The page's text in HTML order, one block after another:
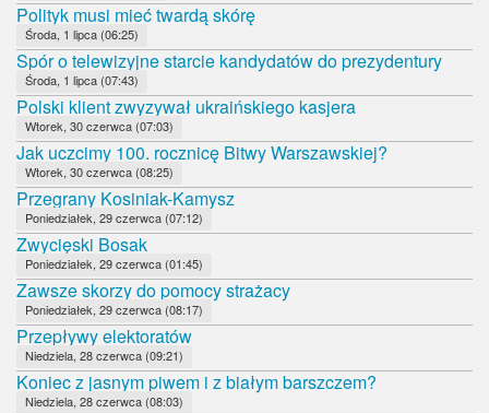
Polityk musi mieć twardą skórę
Środa, 1 lipca (06:25)
Spór o telewizyjne starcie kandydatów do prezydentury
Środa, 1 lipca (07:43)
Polski klient zwyzywał ukraińskiego kasjera
Wtorek, 30 czerwca (07:03)
Jak uczcimy 100. rocznicę Bitwy Warszawskiej?
Wtorek, 30 czerwca (08:25)
Przegrany Kosiniak-Kamysz
Poniedziałek, 29 czerwca (07:12)
Zwycięski Bosak
Poniedziałek, 29 czerwca (01:45)
Zawsze skorzy do pomocy strażacy
Poniedziałek, 29 czerwca (08:17)
Przepływy elektoratów
Niedziela, 28 czerwca (09:21)
Koniec z jasnym piwem i z białym barszczem?
Niedziela, 28 czerwca (08:03)